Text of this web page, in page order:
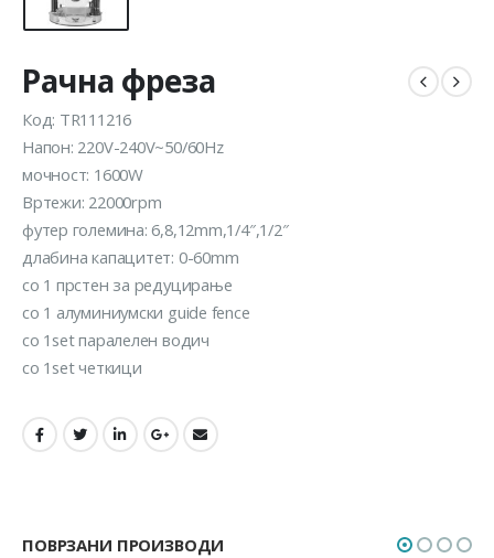
Рачна фреза
Код: TR111216
Напон: 220V-240V~50/60Hz
мочност: 1600W
Вртежи: 22000rpm
футер големина: 6,8,12mm,1/4″,1/2″
длабина капацитет: 0-60mm
со 1 прстен за редуцирање
со 1 алуминиумски guide fence
со 1set паралелен водич
со 1set четкици
ПОВРЗАНИ ПРОИЗВОДИ